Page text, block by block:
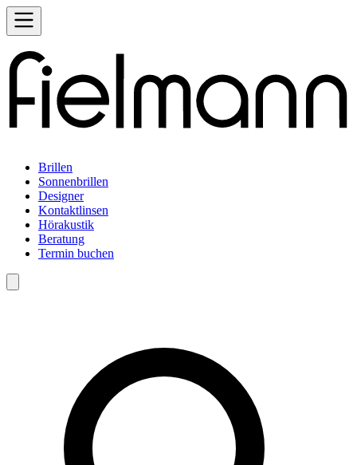
Brillen
Sonnenbrillen
Designer
Kontaktlinsen
Hörakustik
Beratung
Termin buchen